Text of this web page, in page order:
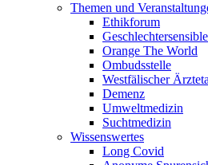
Themen und
Ethikforum
Orange The World
Ombudsstelle
Westfälischer
Demenz
Umweltmedizin
Suchtmedizin
Wissenswertes
Long Covid